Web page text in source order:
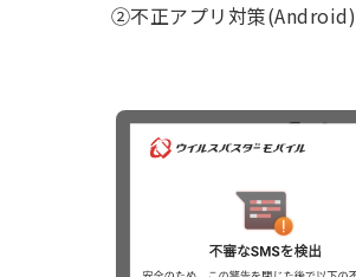
②不正アプリ対策(Android)